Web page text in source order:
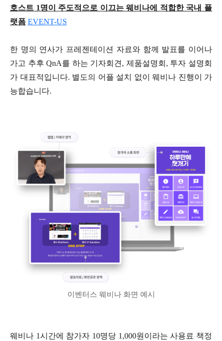
호스트 1명이 주도적으로 이끄는 웨비나에 적합한 국내 플
랫폼 EVENT-US
한 명의 연사가 프레젠테이션 자료와 함께 발표를 이어나
가고 추후 QnA를 하는 기자회견, 제품설명회, 투자 설명회
가 대표적입니다. 별도의 어플 설치 없이 웨비나 진행이 가
능합습니다.
이벤터스 웨비나 화면 예시
웨비나 1시간에 참가자 10명당 1,000원이라는 사용료 책정